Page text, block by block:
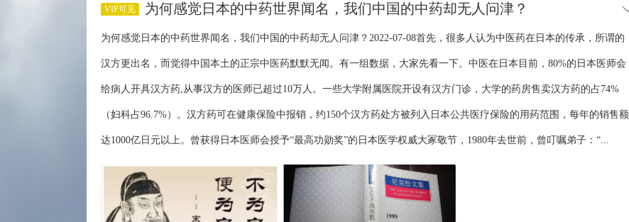
为何感觉日本的中药世界闻名，我们中国的中药却无人问津？
为何感觉日本的中药世界闻名，我们中国的中药却无人问津？2022-07-08首先，很多人认为中医药在日本的传承，所谓的
汉方更出名，而觉得中国本土的正宗中医药默默无闻。有一组数据，大家先看一下。中医在日本目前，80%的日本医师会
给病人开具汉方药,从事汉方的医师已超过10万人。一些大学附属医院开设有汉方门诊，大学的药房售卖汉方药的占74%
（妇科占96.7%）。汉方药可在健康保险中报销，约150个汉方药处方被列入日本公共医疗保险的用药范围，每年的销售额
达1000亿日元以上。曾获得日本医师会授予“最高功勋奖”的日本医学权威大冢敬节，1980年去世前，曾叮嘱弟子：“...